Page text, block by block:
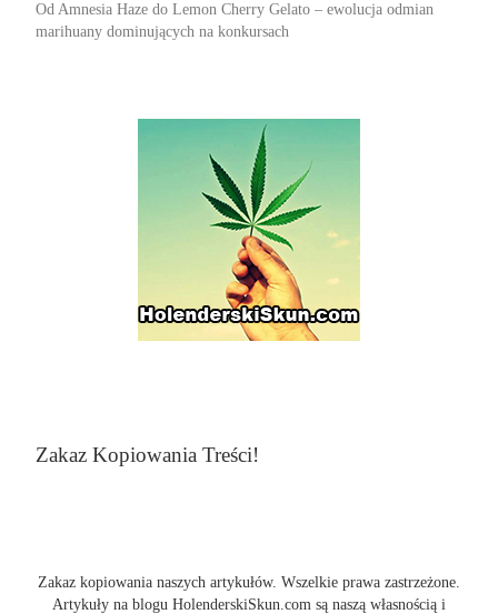
Od Amnesia Haze do Lemon Cherry Gelato – ewolucja odmian
marihuany dominujących na konkursach
Zakaz Kopiowania Treści!
Zakaz kopiowania naszych artykułów. Wszelkie prawa zastrzeżone.
Artykuły na blogu HolenderskiSkun.com są naszą własnością i